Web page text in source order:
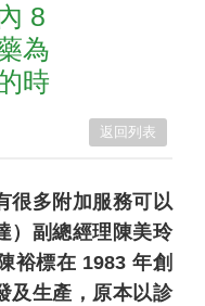
8
為
時
返回列表
很多附加服務可以
）副總經理陳美玲
裕標在 1983 年創
及生產，原本以診